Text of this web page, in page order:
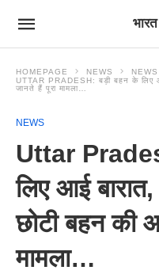
HOMEPAGE NEWS
NEWS
UTTAR PRADESH: बड़ी बहन के लिए
जानते हैं पूरा मामला…
NEWS
Uttar
लिए आई
छोटी बहन की
मामला…